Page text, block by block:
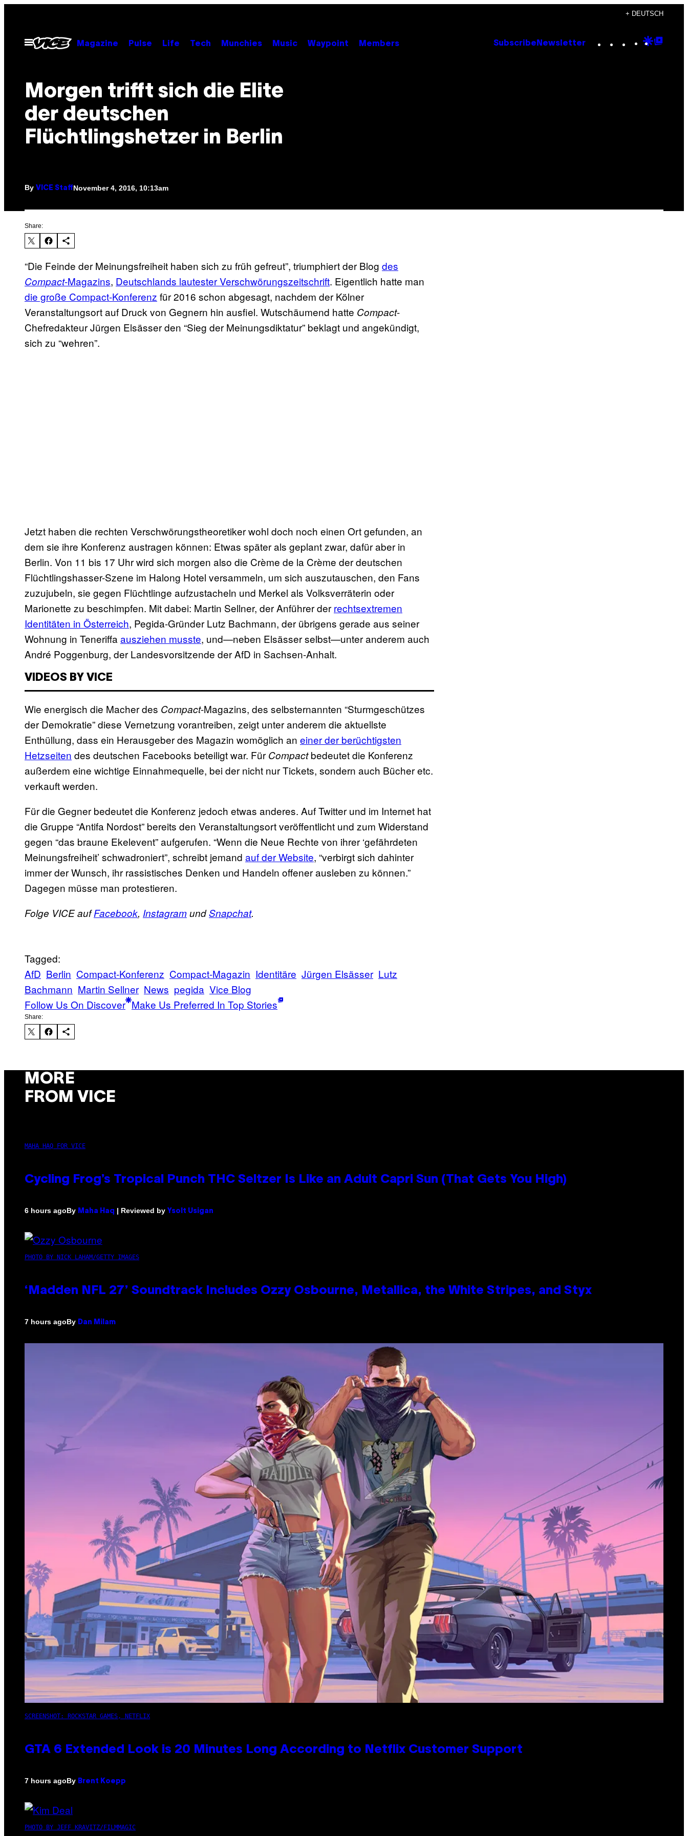
content
+ DEUTSCH
Open
Menu
Magazine Pulse Life Tech Munchies Music Waypoint Members Subscribe Newsletter Instagram
TikTok
YouTube
Google
Morgen trifft sich die Elite
der deutschen
Flüchtlingshetzer in Berlin
By VICE StaffNovember 4, 2016, 10:13am
Share:
“Die Feinde der Meinungsfreiheit haben sich zu früh gefreut”, triumphiert der Blog des
Compact-Magazins, Deutschlands lautester Verschwörungszeitschrift. Eigentlich hatte man
die große Compact-Konferenz für 2016 schon abgesagt, nachdem der Kölner
Veranstaltungsort auf Druck von Gegnern hin ausfiel. Wutschäumend hatte Compact-
Chefredakteur Jürgen Elsässer den “Sieg der Meinungsdiktatur” beklagt und angekündigt,
sich zu “wehren”.
Jetzt haben die rechten Verschwörungstheoretiker wohl doch noch einen Ort gefunden, an
dem sie ihre Konferenz austragen können: Etwas später als geplant zwar, dafür aber in
Berlin. Von 11 bis 17 Uhr wird sich morgen also die Crème de la Crème der deutschen
Flüchtlingshasser-Szene im Halong Hotel versammeln, um sich auszutauschen, den Fans
zuzujubeln, sie gegen Flüchtlinge aufzustacheln und Merkel als Volksverräterin oder
Marionette zu beschimpfen. Mit dabei: Martin Sellner, der Anführer der rechtsextremen
Identitäten in Österreich, Pegida-Gründer Lutz Bachmann, der übrigens gerade aus seiner
Wohnung in Teneriffa ausziehen musste, und—neben Elsässer selbst—unter anderem auch
André Poggenburg, der Landesvorsitzende der AfD in Sachsen-Anhalt.
VIDEOS BY VICE
Wie energisch die Macher des Compact-Magazins, des selbsternannten “Sturmgeschützes
der Demokratie” diese Vernetzung vorantreiben, zeigt unter anderem die aktuellste
Enthüllung, dass ein Herausgeber des Magazin womöglich an einer der berüchtigsten
Hetzseiten des deutschen Facebooks beteiligt war. Für Compactbedeutet die Konferenz
außerdem eine wichtige Einnahmequelle, bei der nicht nur Tickets, sondern auch Bücher etc.
verkauft werden.
Für die Gegner bedeutet die Konferenz jedoch etwas anderes. Auf Twitter und im Internet hat
die Gruppe “Antifa Nordost” bereits den Veranstaltungsort veröffentlicht und zum Widerstand
gegen “das braune Ekelevent” aufgerufen. “Wenn die Neue Rechte von ihrer ‘gefährdeten
Meinungsfreiheit’ schwadroniert”, schreibt jemand auf der Website, “verbirgt sich dahinter
immer der Wunsch, ihr rassistisches Denken und Handeln offener ausleben zu können.”
Dagegen müsse man protestieren.
Folge VICE aufFacebook, InstagramundSnapchat.
Tagged:
AfD Berlin Compact-Konferenz Compact-Magazin Identitäre Jürgen Elsässer Lutz
Bachmann Martin Sellner News pegida Vice Blog
Follow Us On Discover Make Us Preferred In Top Stories
Share:
MORE
FROM VICE
MAHA HAQ FOR VICE
Cycling Frog’s Tropical Punch THC Seltzer Is Like an Adult Capri Sun (That Gets You High)
6 hours agoBy Maha Haq | Reviewed by Ysolt Usigan
PHOTO BY NICK LAHAM/GETTY IMAGES
‘Madden NFL 27’ Soundtrack Includes Ozzy Osbourne, Metallica, the White Stripes, and Styx
7 hours agoBy Dan Milam
SCREENSHOT: ROCKSTAR GAMES, NETFLIX
GTA 6 Extended Look is 20 Minutes Long According to Netflix Customer Support
7 hours agoBy Brent Koepp
PHOTO BY JEFF KRAVITZ/FILMMAGIC